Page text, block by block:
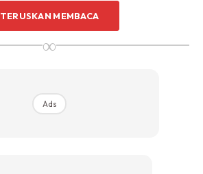
TERUSKAN MEMBACA
∞
Ads